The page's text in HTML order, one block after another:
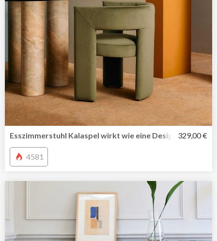
Esszimmerstuhl Kalaspel wirkt wie eine Design-Ikone
329,00 €
4581